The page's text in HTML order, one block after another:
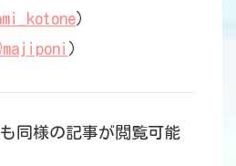
）
）
同様の記事が閲覧可能